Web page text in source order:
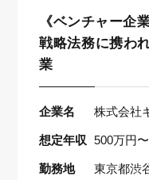
《ベンチャー企
戦略法務に携わ
業
企業名 株式会社
想定年収 500万円
勤務地 東京都渋